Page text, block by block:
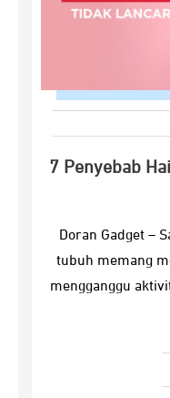
7 Penyebab
Doran Gadget –
tubuh memang
mengganggu